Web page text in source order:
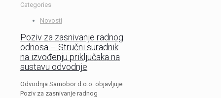
Categories
Novosti
Poziv za zasnivanje radnog
odnosa – Stručni suradnik
na izvođenju priključaka na
sustavu odvodnje
Odvodnja Samobor d.o.o. objavljuje
Poziv za zasnivanje radnog